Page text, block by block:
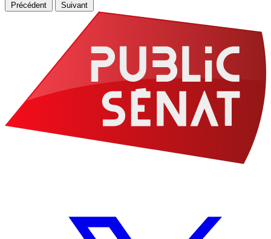
Précédent Suivant